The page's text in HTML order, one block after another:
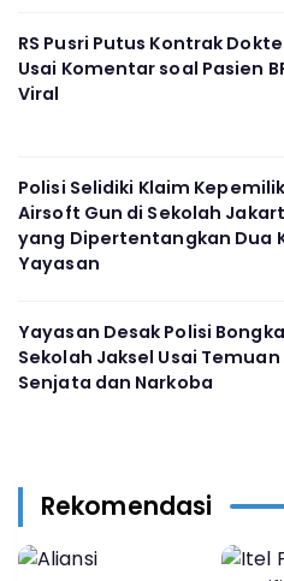
RS Pusri Putus Kontrak
Usai Komentar soal Pasien
Viral
Polisi Selidiki Klaim
Airsoft Gun di Sekolah
yang Dipertentangkan Dua
Yayasan
Yayasan Desak Polisi
Sekolah Jaksel Usai
Senjata dan Narkoba
Rekomendasi